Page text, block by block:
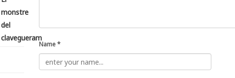
Name*